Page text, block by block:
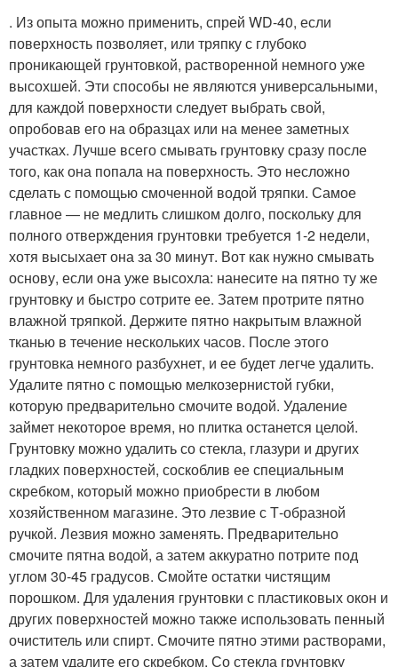
. Из опыта можно применить, спрей WD-40, если
поверхность позволяет, или тряпку с глубоко
проникающей грунтовкой, растворенной немного уже
высохшей. Эти способы не являются универсальными,
для каждой поверхности следует выбрать свой,
опробовав его на образцах или на менее заметных
участках. Лучше всего смывать грунтовку сразу после
того, как она попала на поверхность. Это несложно
сделать с помощью смоченной водой тряпки. Самое
главное — не медлить слишком долго, поскольку для
полного отверждения грунтовки требуется 1-2 недели,
хотя высыхает она за 30 минут. Вот как нужно смывать
основу, если она уже высохла: нанесите на пятно ту же
грунтовку и быстро сотрите ее. Затем протрите пятно
влажной тряпкой. Держите пятно накрытым влажной
тканью в течение нескольких часов. После этого
грунтовка немного разбухнет, и ее будет легче удалить.
Удалите пятно с помощью мелкозернистой губки,
которую предварительно смочите водой. Удаление
займет некоторое время, но плитка останется целой.
Грунтовку можно удалить со стекла, глазури и других
гладких поверхностей, соскоблив ее специальным
скребком, который можно приобрести в любом
хозяйственном магазине. Это лезвие с Т-образной
ручкой. Лезвия можно заменять. Предварительно
смочите пятна водой, а затем аккуратно потрите под
углом 30-45 градусов. Смойте остатки чистящим
порошком. Для удаления грунтовки с пластиковых окон и
других поверхностей можно также использовать пенный
очиститель или спирт. Смочите пятно этими растворами,
а затем удалите его скребком. Со стекла грунтовку